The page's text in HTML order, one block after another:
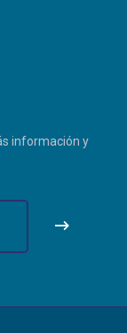
información y